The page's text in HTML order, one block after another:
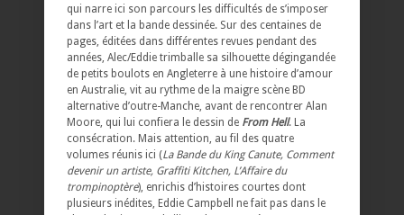
qui narre ici son parcours les difficultés de s’imposer
dans l’art et la bande dessinée. Sur des centaines de
pages, éditées dans différentes revues pendant des
années, Alec/Eddie trimballe sa silhouette dégingandée
de petits boulots en Angleterre à une histoire d’amour
en Australie, vit au rythme de la maigre scène BD
alternative d’outre-Manche, avant de rencontrer Alan
Moore, qui lui confiera le dessin de From Hell. La
consécration. Mais attention, au fil des quatre
volumes réunis ici (La Bande du King Canute, Comment
devenir un artiste, Graffiti Kitchen, L’Affaire du
trompinoptère), enrichis d’histoires courtes dont
plusieurs inédites, Eddie Campbell ne fait pas dans le